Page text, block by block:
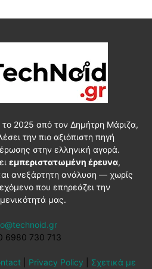
2025 από τον Δημήτρη Μάριζα,
την πιο αξιόπιστη πηγή
στην ελληνική αγορά.
εμπεριστατωμένη έρευνα,
ανεξάρτητη ανάλυση — χωρίς
που επηρεάζει την
μας.
6980 730 713
Privacy Policy
Σχετικά με